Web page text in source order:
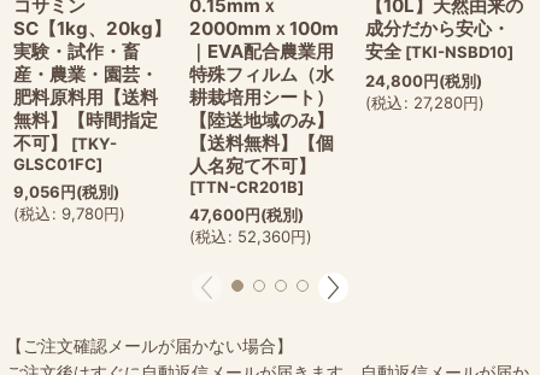
コサミン
SC【1kg、20kg】
実験・試作・畜
産・農業・園芸・
肥料原料用【送料
無料】【時間指定
不可】
[TKY-
GLSC01FC]
9,056円(税別)
(税込: 9,780円)
0.15mmｘ
2000mmｘ100m
｜EVA配合農業用
特殊フィルム（水
耕栽培用シート）
【陸送地域のみ】
【送料無料】【個
人名宛て不可】
[TTN-CR201B]
47,600円(税別)
(税込: 52,360円)
【10L】天然由来の
成分だから安心・
安全 [TKI-NSBD10]
24,800円(税別)
(税込: 27,280円)
【ご注文確認メールが届かない場合】